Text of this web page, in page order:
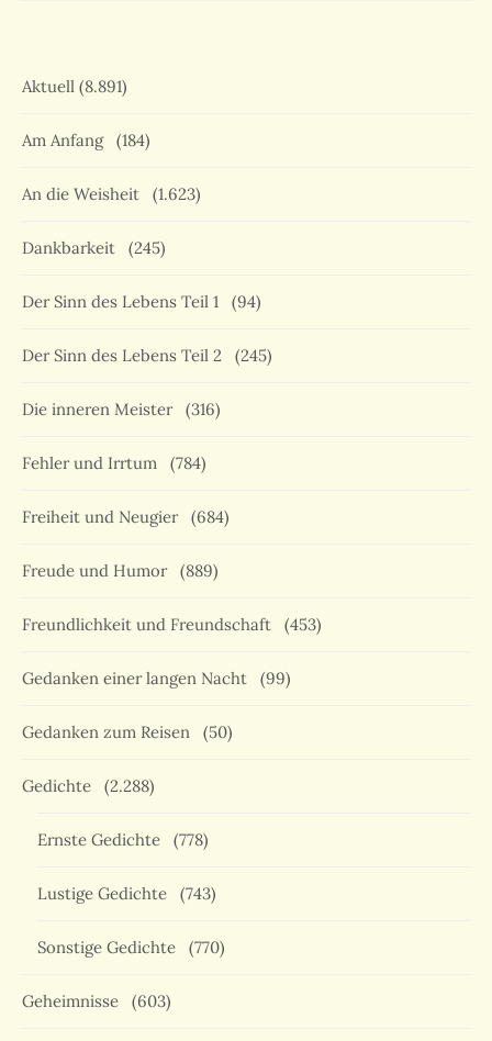
Aktuell (8.891)
Am Anfang (184)
An die Weisheit (1.623)
Dankbarkeit (245)
Der Sinn des Lebens Teil 1 (94)
Der Sinn des Lebens Teil 2 (245)
Die inneren Meister (316)
Fehler und Irrtum (784)
Freiheit und Neugier (684)
Freude und Humor (889)
Freundlichkeit und Freundschaft (453)
Gedanken einer langen Nacht (99)
Gedanken zum Reisen (50)
Gedichte (2.288)
Ernste Gedichte (778)
Lustige Gedichte (743)
Sonstige Gedichte (770)
Geheimnisse (603)